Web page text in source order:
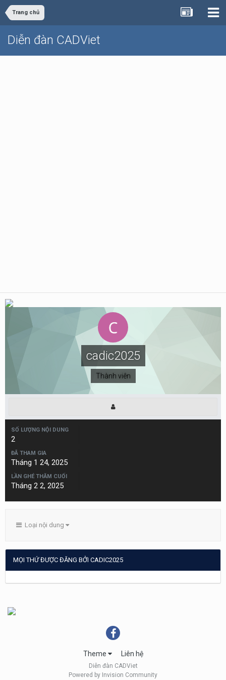
Trang chủ
Diễn đàn CADViet
cadic2025
Thành viên
SỐ LƯỢNG NỘI DUNG
2
ĐÃ THAM GIA
Tháng 1 24, 2025
LẦN GHÉ THĂM CUỐI
Tháng 2 2, 2025
Loại nội dung
MỌI THỨ ĐƯỢC ĐĂNG BỞI CADIC2025
Theme Liên hệ
Diễn đàn CADViet
Powered by Invision Community